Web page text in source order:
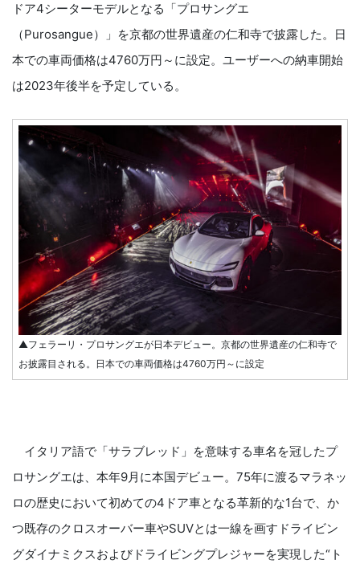
ドア4シーターモデルとなる「プロサングエ
（Purosangue）」を京都の世界遺産の仁和寺で披露した。日
本での車両価格は4760万円～に設定。ユーザーへの納車開始
は2023年後半を予定している。
▲フェラーリ・プロサングエが日本デビュー。京都の世界遺産の仁和寺で
お披露目される。日本での車両価格は4760万円～に設定
イタリア語で「サラブレッド」を意味する車名を冠したプ
ロサングエは、本年9月に本国デビュー。75年に渡るマラネッ
ロの歴史において初めての4ドア車となる革新的な1台で、か
つ既存のクロスオーバー車やSUVとは一線を画すドライビン
グダイナミクスおよびドライビングプレジャーを実現した“ト